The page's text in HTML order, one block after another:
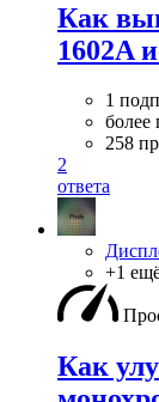
Как
1602A
1
более
258
2
ответа
+1
Как